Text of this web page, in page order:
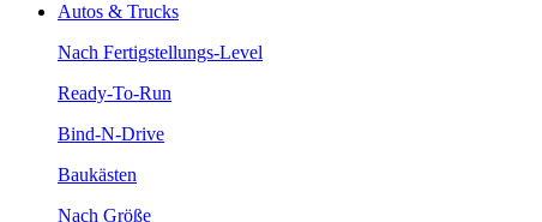
Autos & Trucks
Nach Fertigstellungs-Level
Ready-To-Run
Bind-N-Drive
Baukästen
Nach Größe